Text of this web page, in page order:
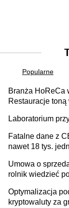
Popularne
Branża HoReCa
Restauracje toną
Laboratorium
Fatalne dane z
nawet 18 tys.
Umowa o
rolnik wiedzieć
Optymalizacja
kryptowaluty za